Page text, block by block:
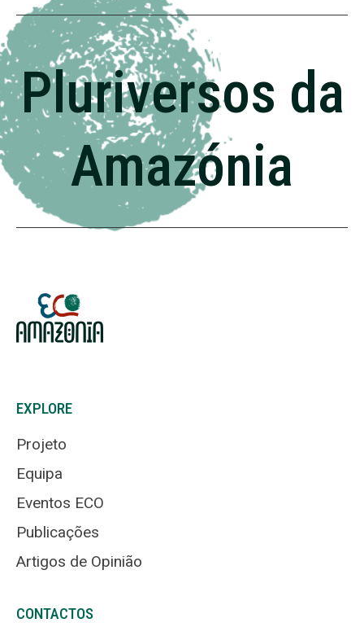
Pluriversos da
Amazónia
EXPLORE
Projeto
Equipa
Eventos ECO
Publicações
Artigos de Opinião
CONTACTOS